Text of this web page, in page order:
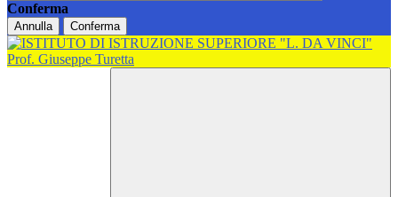
Conferma
Annulla Conferma